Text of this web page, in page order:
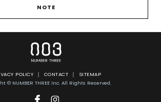
NOTE
POLICY CONTACT
SITEMAP
© NUMBER THREE Inc. All Rights Reserved.